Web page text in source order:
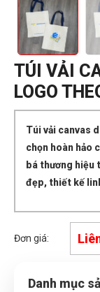
TÚI VẢI
LOGO
Túi vải canvas
chọn hoàn hảo
bá thương hiệu
đẹp, thiết kế
Đơn giá:
Danh mục